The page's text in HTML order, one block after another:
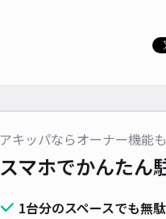
アキッパならオーナー機能
スマホでかんたん
1台分のスペースでも無